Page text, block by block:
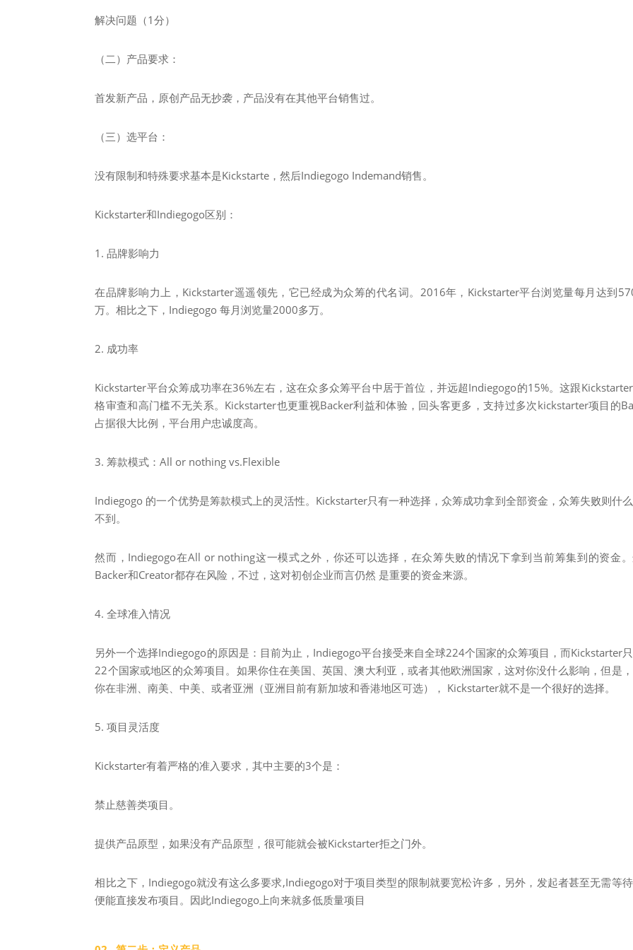
解决问题（1分）
（二）产品要求：
首发新产品，原创产品无抄袭，产品没有在其他平台销售过。
（三）选平台：
没有限制和特殊要求基本是Kickstarte，然后Indiegogo Indemand销售。
Kickstarter和Indiegogo区别：
1. 品牌影响力
在品牌影响力上，Kickstarter遥遥领先，它已经成为众筹的代名词。2016年，Kickstarter平台浏览量每月达到
万。相比之下，Indiegogo 每月浏览量2000多万。
2. 成功率
Kickstarter平台众筹成功率在36%左右，这在众多众筹平台中居于首位，并远超Indiegogo的15%。这跟
格审查和高门槛不无关系。Kickstarter也更重视Backer利益和体验，回头客更多，支持过多次kickstarter项目的
占据很大比例，平台用户忠诚度高。
3. 筹款模式：All or nothing vs.Flexible
Indiegogo 的一个优势是筹款模式上的灵活性。Kickstarter只有一种选择，众筹成功拿到全部资金，众筹失败则什
不到。
然而，Indiegogo在All or nothing这一模式之外，你还可以选择，在众筹失败的情况下拿到当前筹集到的资金
Backer和Creator都存在风险，不过，这对初创企业而言仍然 是重要的资金来源。
4. 全球准入情况
另外一个选择Indiegogo的原因是：目前为止，Indiegogo平台接受来自全球224个国家的众筹项目，而Kickstarter
22个国家或地区的众筹项目。如果你住在美国、英国、澳大利亚，或者其他欧洲国家，这对你没什么影响，但是
你在非洲、南美、中美、或者亚洲（亚洲目前有新加坡和香港地区可选）， Kickstarter就不是一个很好的选择。
5. 项目灵活度
Kickstarter有着严格的准入要求，其中主要的3个是：
禁止慈善类项目。
提供产品原型，如果没有产品原型，很可能就会被Kickstarter拒之门外。
相比之下，Indiegogo就没有这么多要求,Indiegogo对于项目类型的限制就要宽松许多，另外，发起者甚至无需等
便能直接发布项目。因此Indiegogo上向来就多低质量项目